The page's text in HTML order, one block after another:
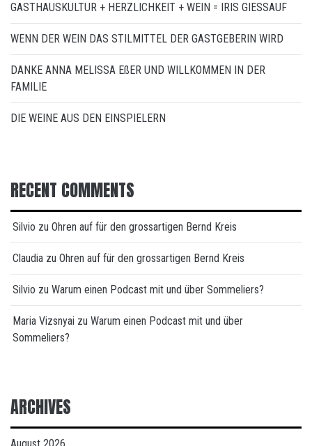
GASTHAUSKULTUR + HERZLICHKEIT + WEIN = IRIS GIESSAUF
WENN DER WEIN DAS STILMITTEL DER GASTGEBERIN WIRD
DANKE ANNA MELISSA EßER UND WILLKOMMEN IN DER
FAMILIE
DIE WEINE AUS DEN EINSPIELERN
RECENT COMMENTS
Silvio zu Ohren auf für den grossartigen Bernd Kreis
Claudia zu Ohren auf für den grossartigen Bernd Kreis
Silvio zu Warum einen Podcast mit und über Sommeliers?
Maria Vizsnyai zu Warum einen Podcast mit und über
Sommeliers?
ARCHIVES